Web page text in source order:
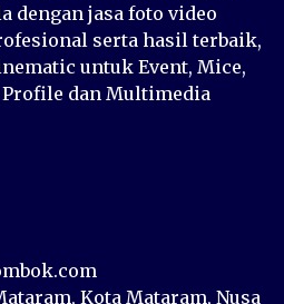
dengan jasa foto video
serta hasil terbaik,
untuk Event, Mice,
dan Multimedia
Kota Mataram, Nusa